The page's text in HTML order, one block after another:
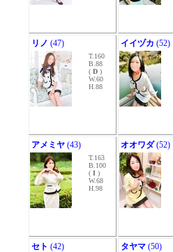
リノ (47)
T.160
B.88
( D )
W.60
H.88
イイヅカ (52)
アメミヤ (43)
T.163
B.100
( I )
W.68
H.98
オオワダ(52)
セト (42) タヤマ (50)